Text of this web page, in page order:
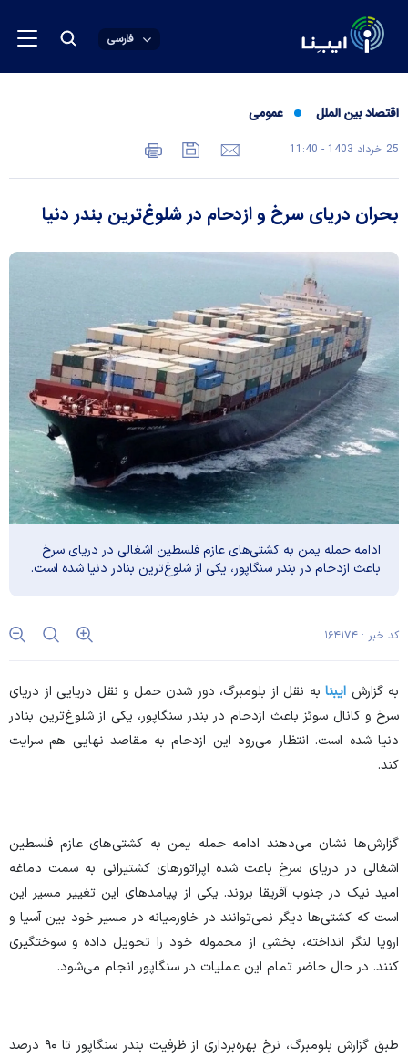
فارسی
اقتصاد بین الملل عمومی
25 خرداد 1403 - 11:40
بحران دریای سرخ و ازدحام در شلوغ‌ترین بندر دنیا
ادامه حمله یمن به کشتی‌های عازم فلسطین اشغالی در دریای سرخ
باعث ازدحام در بندر سنگاپور، یکی از شلوغ‌ترین بنادر دنیا شده است.
کد خبر : ۱۶۴۱۷۴
به گزارش ایبنا به نقل از بلومبرگ، دور شدن حمل و نقل دریایی از دریای
سرخ و کانال سوئز باعث ازدحام در بندر سنگاپور، یکی از شلوغ‌ترین بنادر
دنیا شده است. انتظار می‌رود این ازدحام به مقاصد نهایی هم سرایت
کند.
گزارش‌ها نشان می‌دهند ادامه حمله یمن به کشتی‌های عازم فلسطین
اشغالی در دریای سرخ باعث شده اپراتور‌های کشتیرانی به سمت دماغه
امید نیک در جنوب آفریقا بروند. یکی از پیامد‌های این تغییر مسیر این
است که کشتی‌ها دیگر نمی‌توانند در خاورمیانه در مسیر خود بین آسیا و
اروپا لنگر انداخته، بخشی از محموله خود را تحویل داده و سوختگیری
کنند. در حال حاضر تمام این عملیات در سنگاپور انجام می‌شود.
طبق گزارش بلومبرگ، نرخ بهره‌برداری از ظرفیت بندر سنگاپور تا ۹۰ درصد